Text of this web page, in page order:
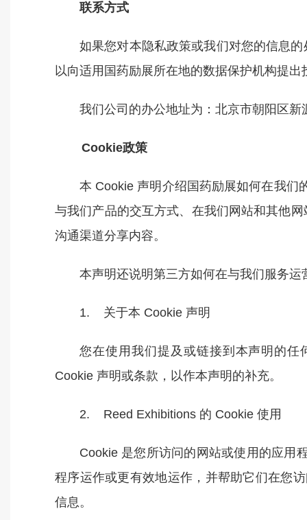
联系方式
如果您对本隐私政策或我们对您的信息
以向适用国药励展所在地的数据保护机构提出
我们公司的办公地址为：北京市朝阳区
Cookie政策
本 Cookie 声明介绍国药励展如何在我们
与我们产品的交互方式、在我们网站和其他
沟通渠道分享内容。
本声明还说明第三方如何在与我们服务
1. 关于本 Cookie 声明
您在使用我们提及或链接到本声明的
Cookie 声明或条款，以作本声明的补充。
2. Reed Exhibitions 的 Cookie 使用
Cookie 是您所访问的网站或使用的应用
程序运作或更有效地运作，并帮助它们在您
信息。